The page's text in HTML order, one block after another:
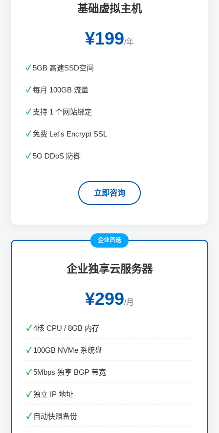
基础虚拟主机
¥199/年
5GB 高速SSD空间
每月 100GB 流量
支持 1 个网站绑定
免费 Let's Encrypt SSL
5G DDoS 防御
立即咨询
企业首选
企业独享云服务器
¥299/月
4核 CPU / 8GB 内存
100GB NVMe 系统盘
5Mbps 独享 BGP 带宽
独立 IP 地址
自动快照备份